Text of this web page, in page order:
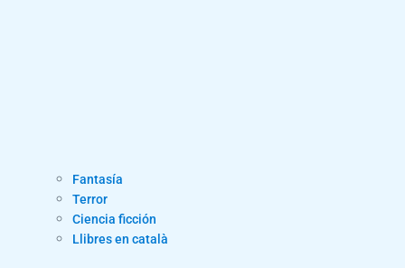
Fantasía
Terror
Ciencia ficción
Llibres en català